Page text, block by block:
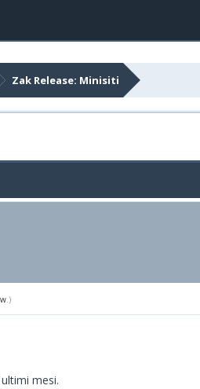
Zak Release: Minisiti
.)
mesi.